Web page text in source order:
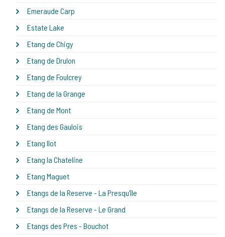
Emeraude Carp
Estate Lake
Etang de Chigy
Etang de Drulon
Etang de Foulcrey
Etang de la Grange
Etang de Mont
Etang des Gaulois
Etang Ilot
Etang la Chateline
Etang Maguet
Etangs de la Reserve - La Presqu'île
Etangs de la Reserve - Le Grand
Etangs des Pres - Bouchot